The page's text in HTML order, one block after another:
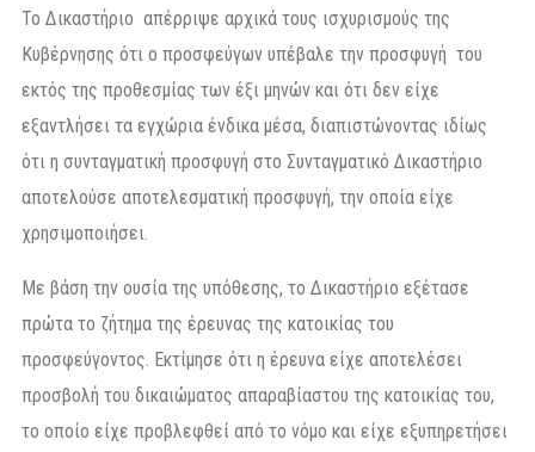
Το Δικαστήριο απέρριψε αρχικά τους ισχυρισμούς της
Κυβέρνησης ότι ο προσφεύγων υπέβαλε την προσφυγή του
εκτός της προθεσμίας των έξι μηνών και ότι δεν είχε
εξαντλήσει τα εγχώρια ένδικα μέσα, διαπιστώνοντας ιδίως
ότι η συνταγματική προσφυγή στο Συνταγματικό Δικαστήριο
αποτελούσε αποτελεσματική προσφυγή, την οποία είχε
χρησιμοποιήσει.
Με βάση την ουσία της υπόθεσης, το Δικαστήριο εξέτασε
πρώτα το ζήτημα της έρευνας της κατοικίας του
προσφεύγοντος. Εκτίμησε ότι η έρευνα είχε αποτελέσει
προσβολή του δικαιώματος απαραβίαστου της κατοικίας του,
το οποίο είχε προβλεφθεί από το νόμο και είχε εξυπηρετήσει